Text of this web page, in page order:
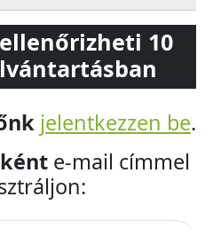
10
jelentkezzen be.
e-mail címmel